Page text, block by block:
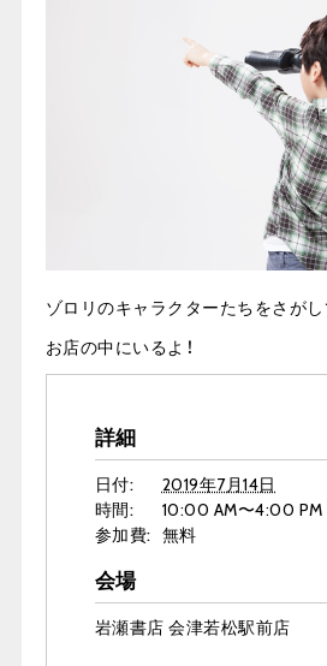
ゾロリのキャラクターたちをさがし
お店の中にいるよ！
詳細
日付:
2019年7月14日
時間:
10:00 AM〜4:00 PM
参加費: 無料
会場
岩瀬書店 会津若松駅前店